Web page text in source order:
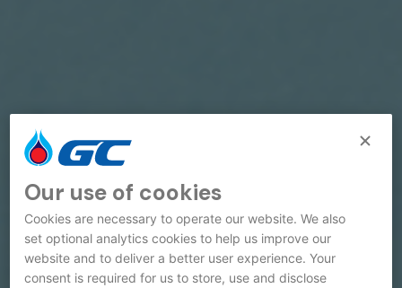
Our use of cookies
Cookies are necessary to operate our website. We also
set optional analytics cookies to help us improve our
website and to deliver a better user experience. Your
consent is required for us to store, use and disclose